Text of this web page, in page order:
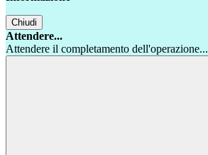
Chiudi
Attendere...
Attendere il completamento dell'operazione...